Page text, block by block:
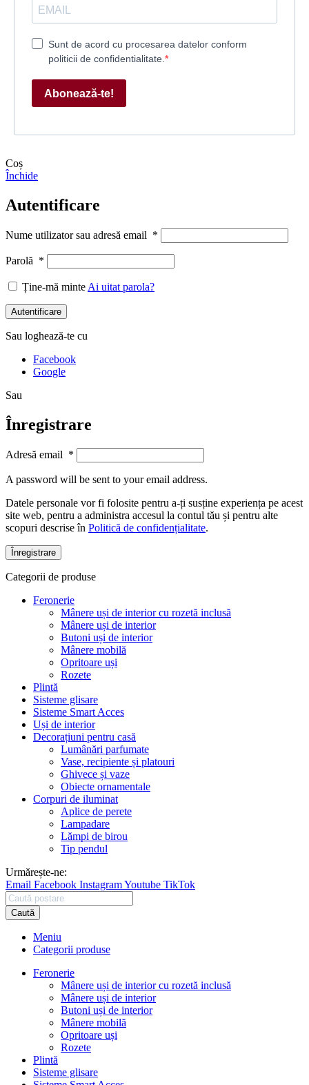
Sunt de acord cu procesarea datelor conform
politicii de confidentialitate.
Abonează-te!
Coș
Închide
Autentificare
Nume utilizator sau adresă email *
Parolă *
Ține-mă minte Ai uitat parola?
Autentificare
Sau loghează-te cu
Facebook
Google
Sau
Înregistrare
Adresă email *
A password will be sent to your email address.
Datele personale vor fi folosite pentru a-ți susține experiența pe acest
site web, pentru a administra accesul la contul tău și pentru alte
scopuri descrise în Politică de confidențialitate.
Înregistrare
Categorii de produse
Feronerie
Mânere uși de interior cu rozetă inclusă
Mânere uși de interior
Butoni uși de interior
Mânere mobilă
Opritoare uși
Rozete
Plintă
Sisteme glisare
Sisteme Smart Acces
Uși de interior
Decorațiuni pentru casă
Lumânări parfumate
Vase, recipiente și platouri
Ghivece și vaze
Obiecte ornamentale
Corpuri de iluminat
Aplice de perete
Lampadare
Lămpi de birou
Tip pendul
Urmărește-ne:
Email Facebook InstagramYoutube TikTok
Caută
Meniu
Categorii produse
Feronerie
Mânere uși de interior cu rozetă inclusă
Mânere uși de interior
Butoni uși de interior
Mânere mobilă
Opritoare uși
Rozete
Plintă
Sisteme glisare